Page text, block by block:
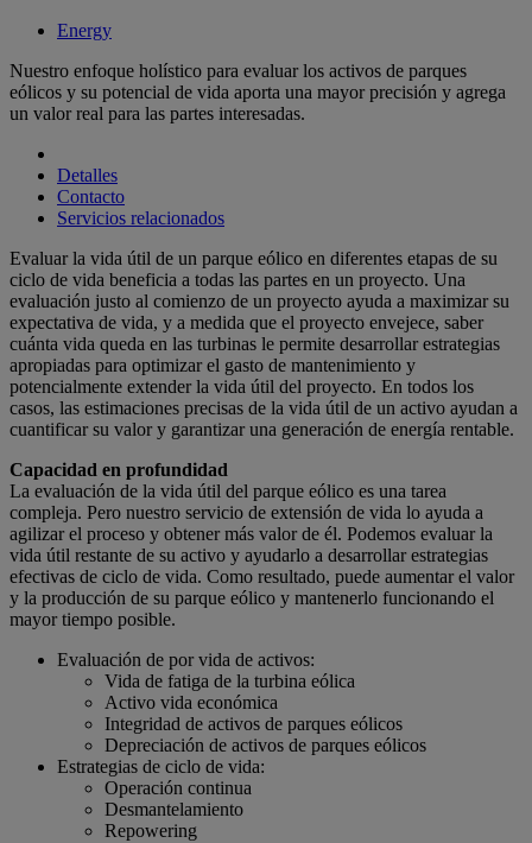
Energy
Nuestro enfoque holístico para evaluar los activos de parques
eólicos y su potencial de vida aporta una mayor precisión y agrega
un valor real para las partes interesadas.
Detalles
Contacto
Servicios relacionados
Evaluar la vida útil de un parque eólico en diferentes etapas de su
ciclo de vida beneficia a todas las partes en un proyecto. Una
evaluación justo al comienzo de un proyecto ayuda a maximizar su
expectativa de vida, y a medida que el proyecto envejece, saber
cuánta vida queda en las turbinas le permite desarrollar estrategias
apropiadas para optimizar el gasto de mantenimiento y
potencialmente extender la vida útil del proyecto. En todos los
casos, las estimaciones precisas de la vida útil de un activo ayudan a
cuantificar su valor y garantizar una generación de energía rentable.
Capacidad en profundidad
La evaluación de la vida útil del parque eólico es una tarea
compleja. Pero nuestro servicio de extensión de vida lo ayuda a
agilizar el proceso y obtener más valor de él. Podemos evaluar la
vida útil restante de su activo y ayudarlo a desarrollar estrategias
efectivas de ciclo de vida. Como resultado, puede aumentar el valor
y la producción de su parque eólico y mantenerlo funcionando el
mayor tiempo posible.
Evaluación de por vida de activos:
Vida de fatiga de la turbina eólica
Activo vida económica
Integridad de activos de parques eólicos
Depreciación de activos de parques eólicos
Estrategias de ciclo de vida:
Operación continua
Desmantelamiento
Repowering